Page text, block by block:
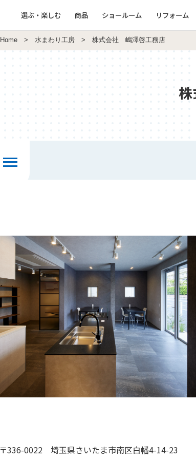
選ぶ・楽しむ 商品 ショールーム リフォーム
Home > 水まわり工房 > 株式会社 嶋澤啓工務店
〒336-0022 埼玉県さいたま市南区白幡4-14-23